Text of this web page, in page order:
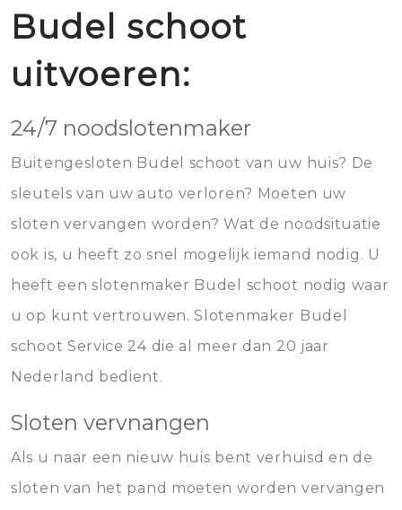
Budel schoot
uitvoeren:
24/7 noodslotenmaker
Buitengesloten Budel schoot van uw huis? De
sleutels van uw auto verloren? Moeten uw
sloten vervangen worden? Wat de noodsituatie
ook is, u heeft zo snel mogelijk iemand nodig. U
heeft een slotenmaker Budel schoot nodig waar
u op kunt vertrouwen. Slotenmaker Budel
schoot Service 24 die al meer dan 20 jaar
Nederland bedient.
Sloten vervnangen
Als u naar een nieuw huis bent verhuisd en de
sloten van het pand moeten worden vervangen